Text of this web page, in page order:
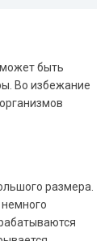
может быть
Во избежание
размера.